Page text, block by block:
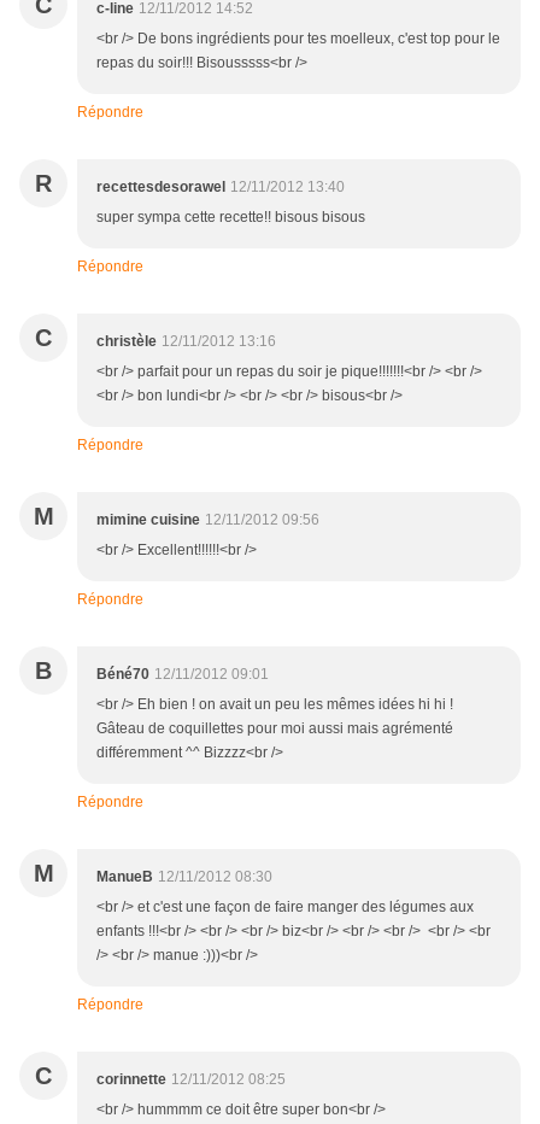
c-line 12/11/2012 14:52
<br /> De bons ingrédients pour tes moelleux, c'est top pour le
repas du soir!!! Bisousssss<br />
Répondre
R recettesdesorawel 12/11/2012 13:40
super sympa cette recette!! bisous bisous
Répondre
C christèle 12/11/2012 13:16
<br /> parfait pour un repas du soir je pique!!!!!!!<br /> <br />
<br /> bon lundi<br /> <br /> <br /> bisous<br />
Répondre
M mimine cuisine 12/11/2012 09:56
<br /> Excellent!!!!!!<br />
Répondre
B Béné70 12/11/2012 09:01
<br /> Eh bien ! on avait un peu les mêmes idées hi hi !
Gâteau de coquillettes pour moi aussi mais agrémenté
différemment ^^ Bizzzz<br />
Répondre
M ManueB 12/11/2012 08:30
<br /> et c'est une façon de faire manger des légumes aux
enfants !!!<br /> <br /> <br /> biz<br /> <br /> <br /> <br /> <br
/> <br /> manue :)))<br />
Répondre
C corinnette 12/11/2012 08:25
<br /> hummmm ce doit être super bon<br />